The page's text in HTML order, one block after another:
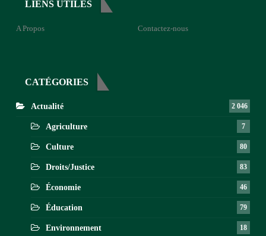
LIENS UTILES
A Propos Contactez-nous
CATÉGORIES
Actualité 2 046
Agriculture 7
Culture 80
Droits/Justice 83
Économie 46
Éducation 79
Environnement 18